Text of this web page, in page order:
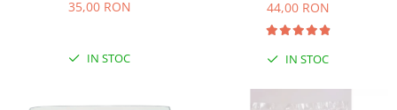
35,00 RON
IN STOC
44,00 RON
IN STOC